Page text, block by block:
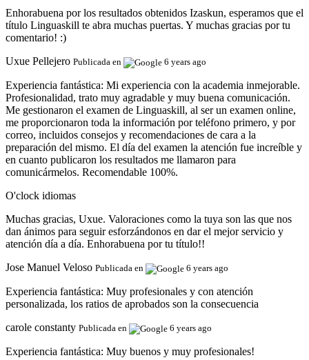
Enhorabuena por los resultados obtenidos Izaskun, esperamos que el
título Linguaskill te abra muchas puertas. Y muchas gracias por tu
comentario! :)
Uxue Pellejero Publicada en 6 years ago
Experiencia fantástica: Mi experiencia con la academia inmejorable.
Profesionalidad, trato muy agradable y muy buena comunicación.
Me gestionaron el examen de Linguaskill, al ser un examen online,
me proporcionaron toda la información por teléfono primero, y por
correo, incluidos consejos y recomendaciones de cara a la
preparación del mismo. El día del examen la atención fue increíble y
en cuanto publicaron los resultados me llamaron para
comunicármelos. Recomendable 100%.
O'clock idiomas
Muchas gracias, Uxue. Valoraciones como la tuya son las que nos
dan ánimos para seguir esforzándonos en dar el mejor servicio y
atención día a día. Enhorabuena por tu título!!
Jose Manuel Veloso Publicada en 6 years ago
Experiencia fantástica: Muy profesionales y con atención
personalizada, los ratios de aprobados son la consecuencia
carole constanty Publicada en 6 years ago
Experiencia fantástica: Muy buenos y muy profesionales!